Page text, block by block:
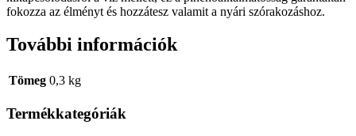
fokozza az élményt és hozzátesz valamit a nyári szórakozáshoz.
További információk
Tömeg 0,3 kg
Termékkategóriák